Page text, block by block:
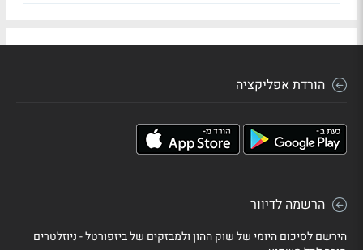
הורדת אפליקציה
הרשמה לדיוור
הירשם לסיכום היומי של שוק ההון ולמבזקים של ביזפורטל - ניוזלטרים